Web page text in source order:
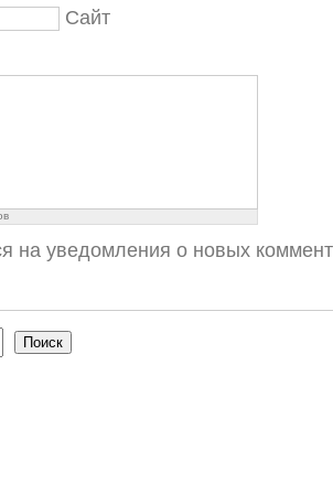
Сайт
на уведомления о новых